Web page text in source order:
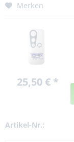
Merken
25,50 € *
Artikel-Nr.: